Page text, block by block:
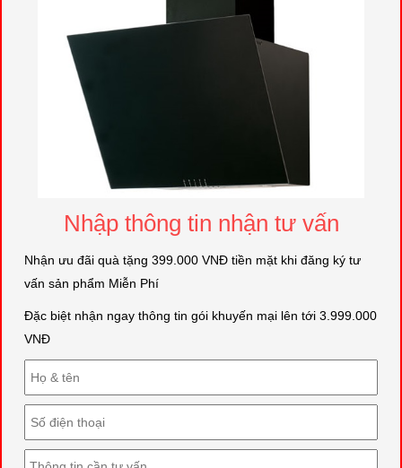
Nhập thông tin nhận tư vấn
Nhận ưu đãi quà tặng 399.000 VNĐ tiền mặt khi đăng ký tư
vấn sản phẩm Miễn Phí
Đặc biệt nhận ngay thông tin gói khuyến mại lên tới 3.999.000
VNĐ